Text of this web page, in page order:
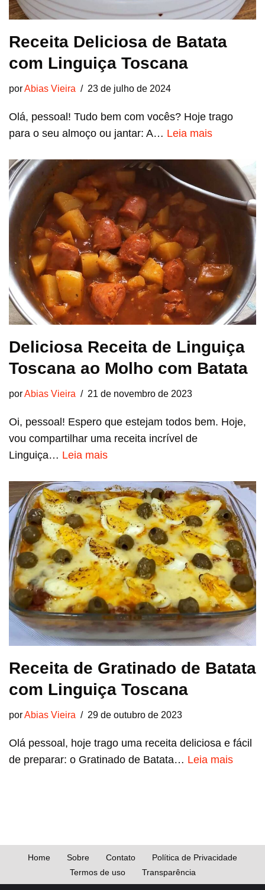
Receita Deliciosa de Batata
com Linguiça Toscana
porAbias Vieira 23 de julho de 2024
Olá, pessoal! Tudo bem com vocês? Hoje trago
para o seu almoço ou jantar: A… Leia mais
Deliciosa Receita de Linguiça
Toscana ao Molho com Batata
porAbias Vieira 21 de novembro de 2023
Oi, pessoal! Espero que estejam todos bem. Hoje,
vou compartilhar uma receita incrível de
Linguiça… Leia mais
Receita de Gratinado de Batata
com Linguiça Toscana
porAbias Vieira 29 de outubro de 2023
Olá pessoal, hoje trago uma receita deliciosa e fácil
de preparar: o Gratinado de Batata… Leia mais
Home Sobre Contato
Política de Privacidade
Termos de uso
Transparência